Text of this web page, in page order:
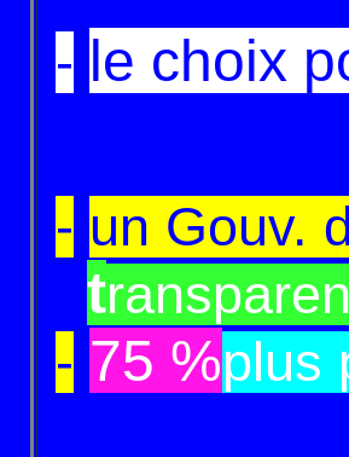
- le choix
- un Gouv.
t
- 75 %plus